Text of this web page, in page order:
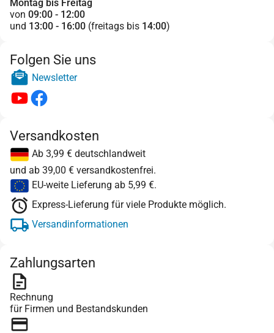
Montag bis Freitag
von 09:00 - 12:00
und 13:00 - 16:00 (freitags bis 14:00)
Folgen Sie uns
Newsletter
Versandkosten
Ab 3,99 € deutschlandweit
und ab 39,00 € versandkostenfrei.
EU-weite Lieferung ab 5,99 €.
Express-Lieferung für viele Produkte möglich.
Versandinformationen
Zahlungsarten
Rechnung
für Firmen und Bestandskunden